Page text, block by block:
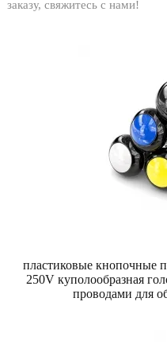
заказу, свяжитесь с нами!
пластиковые кнопочные
250V куполообразная
проводами для